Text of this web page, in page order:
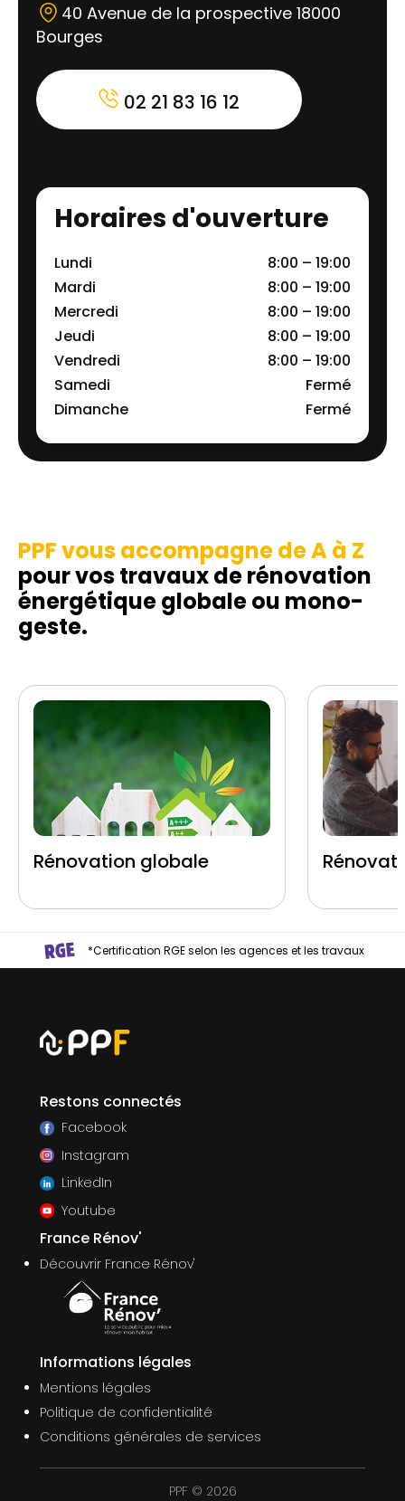
40 Avenue de la prospective 18000
Bourges
02 21 83 16 12
Horaires d'ouverture
Lundi
8:00 – 19:00
Mardi
8:00 – 19:00
Mercredi
8:00 – 19:00
Jeudi
8:00 – 19:00
Vendredi
8:00 – 19:00
Samedi
Fermé
Dimanche
Fermé
PPF vous accompagne de A à Z
pour vos travaux de rénovation
énergétique globale ou mono-
geste.
Rénovation globale
*Certification RGE selon les agences et les travaux
Restons connectés
Facebook
Instagram
LinkedIn
Youtube
France Rénov'
Découvrir France Rénov'
Informations légales
Mentions légales
Politique de confidentialité
Conditions générales de services
PPF © 2026